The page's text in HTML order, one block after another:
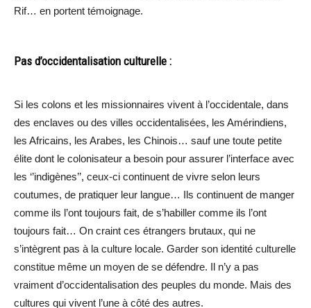
Rif… en portent témoignage.
Pas d’occidentalisation culturelle :
Si les colons et les missionnaires vivent à l’occidentale, dans
des enclaves ou des villes occidentalisées, les Amérindiens,
les Africains, les Arabes, les Chinois… sauf une toute petite
élite dont le colonisateur a besoin pour assurer l’interface avec
les ‘’indigènes’’, ceux-ci continuent de vivre selon leurs
coutumes, de pratiquer leur langue… Ils continuent de manger
comme ils l’ont toujours fait, de s’habiller comme ils l’ont
toujours fait… On craint ces étrangers brutaux, qui ne
s’intègrent pas à la culture locale. Garder son identité culturelle
constitue même un moyen de se défendre. Il n’y a pas
vraiment d’occidentalisation des peuples du monde. Mais des
cultures qui vivent l’une à côté des autres.